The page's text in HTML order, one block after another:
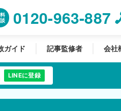
0120-963-887
ガイド 記事監修者 会社
LINEに登録